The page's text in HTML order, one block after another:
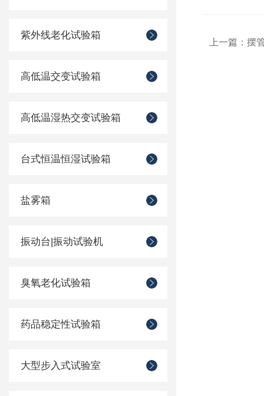
紫外线老化试验箱
高低温交变试验箱
高低温湿热交变试验箱
台式恒温恒湿试验箱
盐雾箱
振动台|振动试验机
臭氧老化试验箱
药品稳定性试验箱
大型步入式试验室
上一篇： 摆